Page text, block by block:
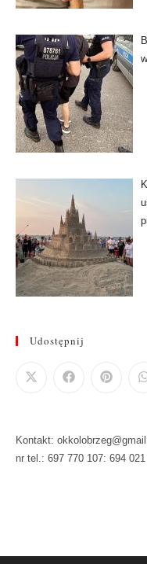
Udostępnij
Kontakt:
nr tel.: 697 770 107: 694